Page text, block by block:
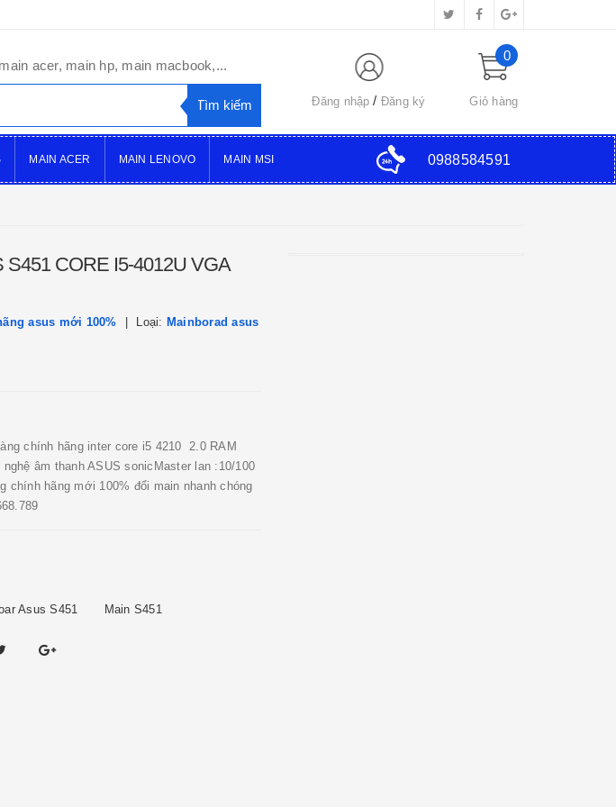
acer, main hp, main macbook,...
Đăng nhập Đăng ký
0
Giỏ hàng
MAIN ACER MAIN LENOVO MAIN MSI 0988584591
CORE I5-4012U VGA
asus mới 100% Loại: Mainborad asus
chính hãng inter core i5 4210 2.0 RAM
âm thanh ASUS sonicMaster lan :10/100
chính hãng mới 100% đổi main nhanh chóng
Asus S451 Main S451